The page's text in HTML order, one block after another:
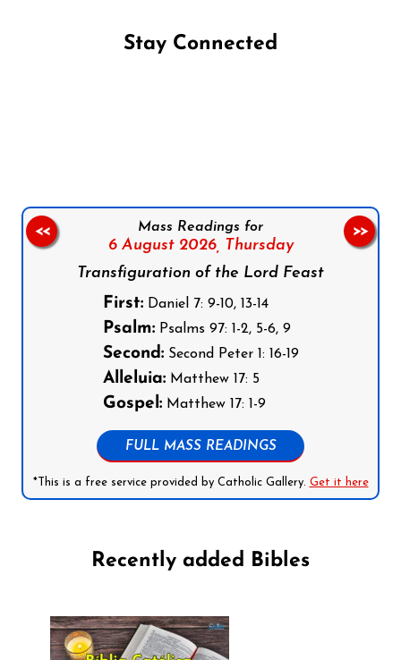
Stay Connected
Mass Readings for
6 August 2026,
Thursday
Transfiguration of the Lord Feast
First:Daniel 7: 9-10, 13-14
Psalm:Psalms 97: 1-2, 5-6, 9
Second:Second Peter 1: 16-19
Alleluia:Matthew 17: 5
Gospel:Matthew 17: 1-9
FULL MASS READINGS
*This is a free service provided by Catholic Gallery. Get it here
<< >>
Recently added Bibles